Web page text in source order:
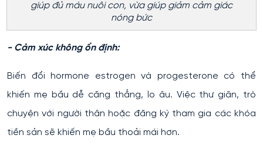
giúp đủ máu nuôi con, vừa giúp giảm cảm giác
nóng bức
- Cảm xúc không ổn định:
Biến đổi hormone estrogen và progesterone có thể
khiến mẹ bầu dễ căng thẳng, lo âu. Việc thư giãn, trò
chuyện với người thân hoặc đăng ký tham gia các khóa
tiền sản sẽ khiến mẹ bầu thoải mái hơn.